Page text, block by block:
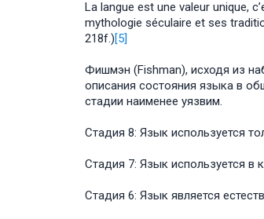
La langue est une valeur unique,
mythologie séculaire et ses
218f.)[5]
Фишмэн (Fishman), исходя из
описания состояния языка в
стадии наименее уязвим.
Стадия 8: Язык используется
Стадия 7: Язык используется
Стадия 6: Язык является